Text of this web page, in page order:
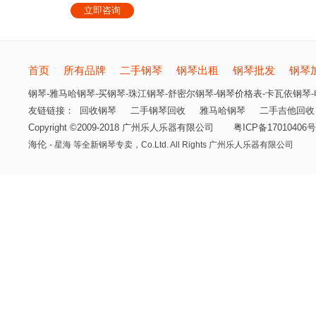
立即咨询
首页 所有品牌 二手钢琴 钢琴出租 钢琴批发 钢琴
钢琴-雅马哈钢琴-买钢琴-珠江钢琴-舒密尔钢琴-钢琴价格表-卡瓦依钢琴
友链链接：
回收钢琴 二手钢琴回收 雅马哈钢琴
二手吉他回收
Copyright ©2009-2018 广州乐人乐器有限公司
粤ICP备17010406
海伦 - 星海 等全新钢琴专卖， Co.Ltd. All Rights 广州乐人乐器有限公司